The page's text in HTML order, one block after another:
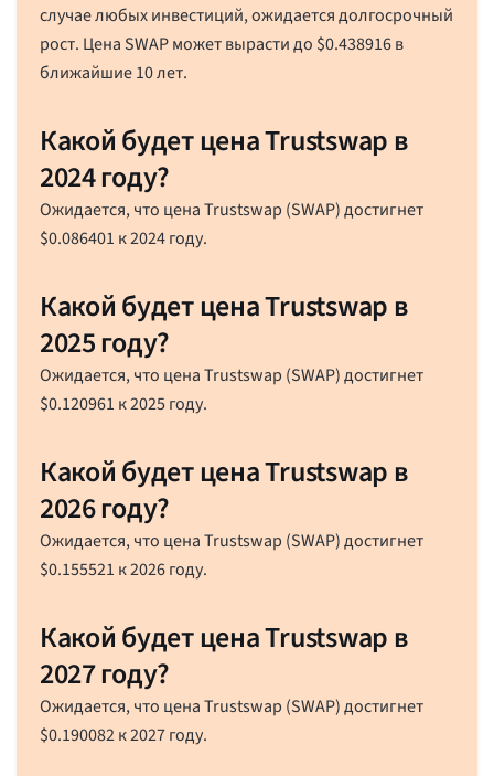
случае любых инвестиций, ожидается долгосрочный
рост. Цена SWAP может вырасти до $0.438916в
ближайшие 10 лет.
Какой будет цена Trustswap в
2024 году?
Ожидается, что цена Trustswap (SWAP) достигнет
$0.086401 к 2024 году.
Какой будет цена Trustswap в
2025 году?
Ожидается, что цена Trustswap (SWAP) достигнет
$0.120961 к 2025 году.
Какой будет цена Trustswap в
2026 году?
Ожидается, что цена Trustswap (SWAP) достигнет
$0.155521 к 2026 году.
Какой будет цена Trustswap в
2027 году?
Ожидается, что цена Trustswap (SWAP) достигнет
$0.190082к 2027 году.